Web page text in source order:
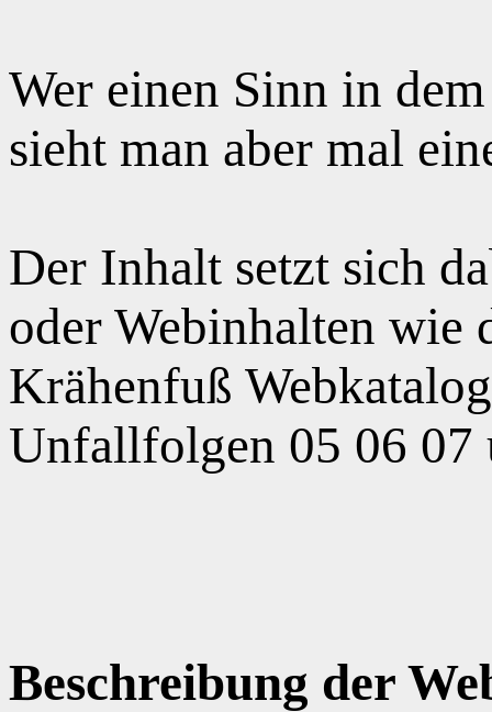
Wer einen Sinn in
sieht man aber mal
Der Inhalt setzt sich
oder Webinhalten wie
Krähenfuß
Unfallfolgen 05 06 07
Beschreibung der